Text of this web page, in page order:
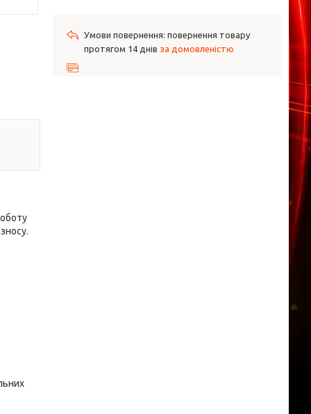
повернення товару
протягом 14 днів за домовленістю